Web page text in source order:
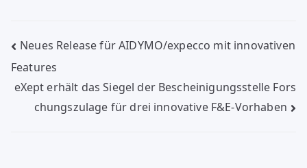
Beitragsnavigation
Neues Release für AIDYMO/expecco mit innovativen
Features
eXept erhält das Siegel der Bescheinigungsstelle Fors
chungszulage für drei innovative F&E-Vorhaben